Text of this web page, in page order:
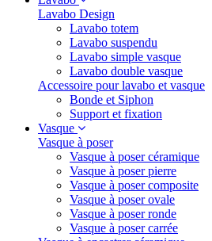
Lavabo Design
Lavabo totem
Lavabo suspendu
Lavabo simple vasque
Lavabo double vasque
Accessoire pour lavabo et vasque
Bonde et Siphon
Support et fixation
Vasque
Vasque à poser
Vasque à poser céramique
Vasque à poser pierre
Vasque à poser composite
Vasque à poser ovale
Vasque à poser ronde
Vasque à poser carrée